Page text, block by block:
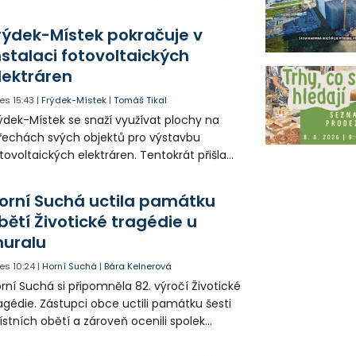
někteří obyvatelé rozhodli sepsat petici.
Místek pokračuje v
fotovoltaických
15:43 |Frýdek-Místek |Tomáš Tikal
Místek se snaží využívat plochy na
svých objektů pro výstavbu
elektráren. Tentokrát přišla
Suchá uctila památku
Životické tragédie u
10:24 |Horní Suchá |Bára Kelnerová
Suchá si připomněla 82. výročí Životické
Zástupci obce uctili památku šesti
obětí a zároveň ocenili spolek